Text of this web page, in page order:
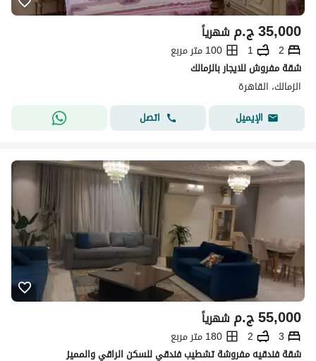
ج.م35,000 شهرياً
2
1
100 متر مربع
شقة مفروش للايجار بالزمالك
الزمالك، القاهرة
الإيميل
اتصل
ج.م55,000 شهرياً
3
2
180 متر مربع
شقة فندقيه مفروشة تشطيب فندقي للسكن الراقي والمميز